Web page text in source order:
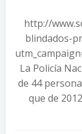
http://
blindados-
La Policía
de 44
que de